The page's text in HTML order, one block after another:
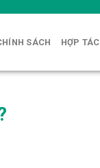
SÁCH HỢP TÁC